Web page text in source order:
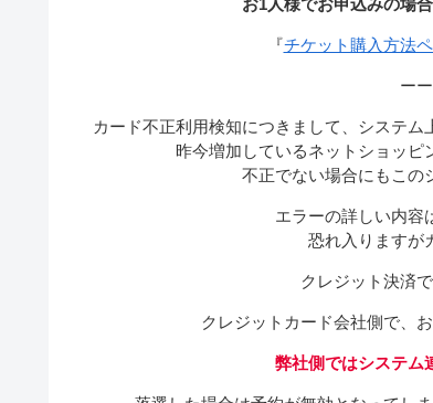
『チケット購入方法
ー
カード不正利用検知につきまして、システム
昨今増加しているネットショッピ
不正でない場合にもこの
エラーの詳しい内容
恐れ入りますが
クレジット決済
クレジットカード会社側で、
弊社側ではシステム